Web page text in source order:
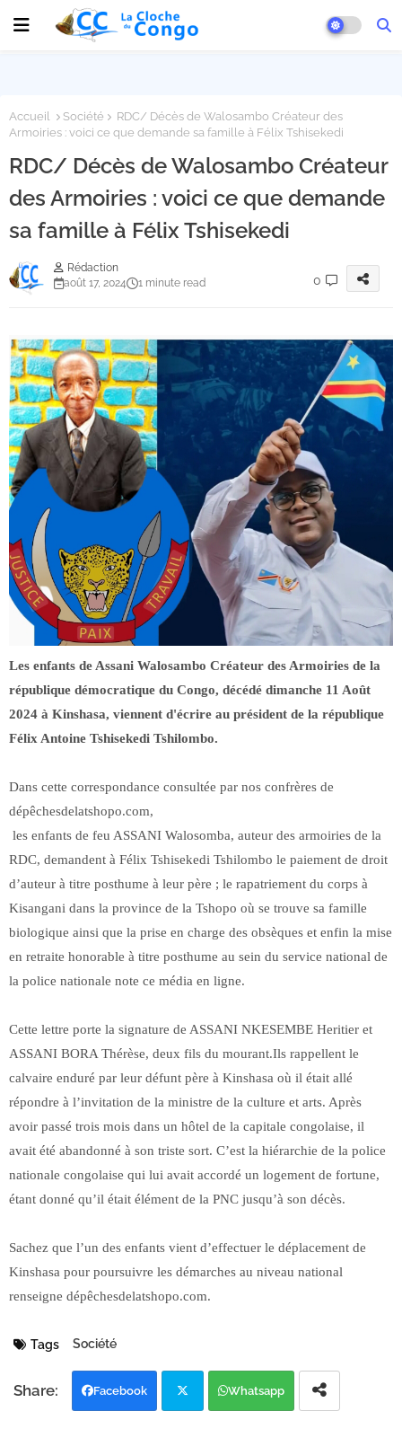
Accueil Société
RDC/ Décès de Walosambo Créateur des
Armoiries : voici ce que demande sa famille à Félix Tshisekedi
RDC/ Décès de Walosambo Créateur
des Armoiries : voici ce que demande
sa famille à Félix Tshisekedi
Rédaction
août 17, 2024
1 minute read 0
Les enfants de Assani Walosambo Créateur des Armoiries de la
république démocratique du Congo, décédé dimanche 11 Août
2024 à Kinshasa, viennent d'écrire au président de la république
Félix Antoine Tshisekedi Tshilombo.
Dans cette correspondance consultée par nos confrères de
dépêchesdelatshopo.com,
les enfants de feu ASSANI Walosomba, auteur des armoiries de la
RDC, demandent à Félix Tshisekedi Tshilombo le paiement de droit
d’auteur à titre posthume à leur père ; le rapatriement du corps à
Kisangani dans la province de la Tshopo où se trouve sa famille
biologique ainsi que la prise en charge des obsèques et enfin la mise
en retraite honorable à titre posthume au sein du service national de
la police nationale note ce média en ligne.
Cette lettre porte la signature de ASSANI NKESEMBE Heritier et
ASSANI BORA Thérèse, deux fils du mourant.Ils rappellent le
calvaire enduré par leur défunt père à Kinshasa où il était allé
répondre à l’invitation de la ministre de la culture et arts. Après
avoir passé trois mois dans un hôtel de la capitale congolaise, il
avait été abandonné à son triste sort. C’est la hiérarchie de la police
nationale congolaise qui lui avait accordé un logement de fortune,
étant donné qu’il était élément de la PNC jusqu’à son décès.
Sachez que l’un des enfants vient d’effectuer le déplacement de
Kinshasa pour poursuivre les démarches au niveau national
renseigne dépêchesdelatshopo.com.
Tags Société
Facebook Whatsapp